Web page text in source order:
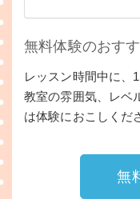
無料体験のおす
レッスン時間中に、
教室の雰囲気、レベ
は体験におこしくだ
無